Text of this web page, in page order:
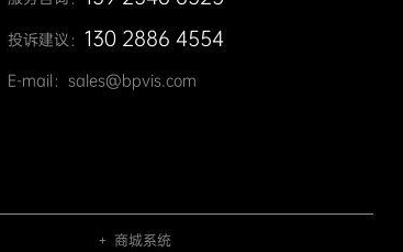
投诉建议： 130 2886 4554
E-mail：sales@bpvis.com
＋ 商城系统